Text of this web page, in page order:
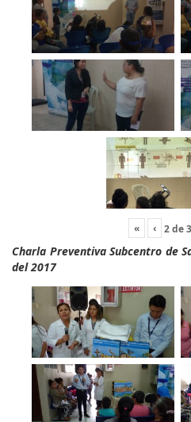
« ‹ 2de3
Charla Preventiva Subcentro de
del 2017